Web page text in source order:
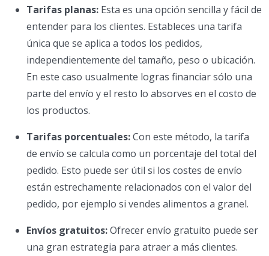
Tarifas planas: Esta es una opción sencilla y fácil de
entender para los clientes. Estableces una tarifa
única que se aplica a todos los pedidos,
independientemente del tamaño, peso o ubicación.
En este caso usualmente logras financiar sólo una
parte del envío y el resto lo absorves en el costo de
los productos.
Tarifas porcentuales:Con este método, la tarifa
de envío se calcula como un porcentaje del total del
pedido. Esto puede ser útil si los costes de envío
están estrechamente relacionados con el valor del
pedido, por ejemplo si vendes alimentos a granel.
Envíos gratuitos:Ofrecer envío gratuito puede ser
una gran estrategia para atraer a más clientes.